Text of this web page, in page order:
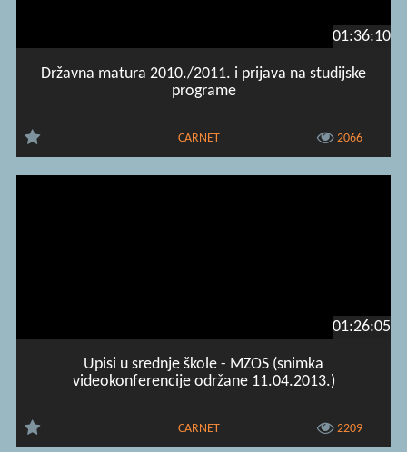
01:36:10
Državna matura 2010./2011. i prijava na studijske
programe
CARNET 2066
01:26:05
Upisi u srednje škole - MZOS (snimka
videokonferencije održane 11.04.2013.)
CARNET 2209